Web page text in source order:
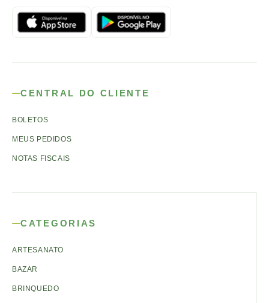
CENTRAL DO CLIENTE
BOLETOS
MEUS PEDIDOS
NOTAS FISCAIS
CATEGORIAS
ARTESANATO
BAZAR
BRINQUEDO